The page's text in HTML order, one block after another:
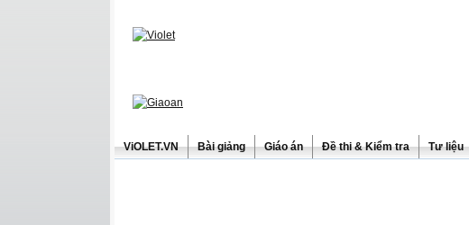
ViOLET.VN Bài giảng Giáo án Đề thi & Kiểm tra Tư liệu